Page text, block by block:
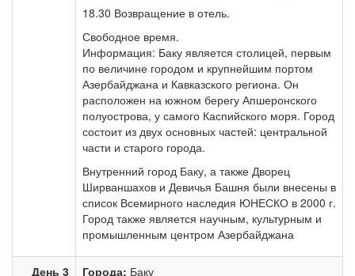
18.30 Возвращение в отель.
Свободное время.
Информация: Баку является столицей, первым
по величине городом и крупнейшим портом
Азербайджана и Кавказского региона. Он
расположен на южном берегу Апшеронского
полуострова, у самого Каспийского моря. Город
состоит из двух основных частей: центральной
части и старого города.
Внутренний город Баку, а также Дворец
Ширваншахов и Девичья Башня были внесены в
список Всемирного наследия ЮНЕСКО в 2000 г.
Город также является научным, культурным и
промышленным центром Азербайджана
День 3 Города: Баку